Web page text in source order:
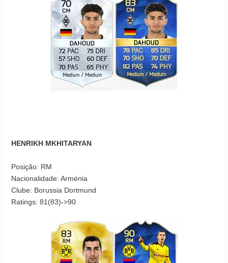
HENRIKH MKHITARYAN
Posição: RM
Nacionalidade: Arménia
Clube: Borussia Dortmund
Ratings: 81(83)->90